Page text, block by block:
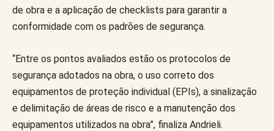
de obra e a aplicação de checklists para garantir a
conformidade com os padrões de segurança.
“Entre os pontos avaliados estão os protocolos de
segurança adotados na obra, o uso correto dos
equipamentos de proteção individual (EPIs), a sinalização
e delimitação de áreas de risco e a manutenção dos
equipamentos utilizados na obra”, finaliza Andrieli.